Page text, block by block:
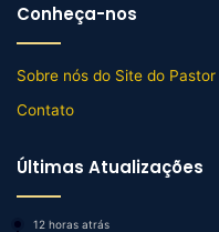
Conheça-nos
Sobre nós do Site do Pastor
Contato
Últimas Atualizações
12 horas atrás